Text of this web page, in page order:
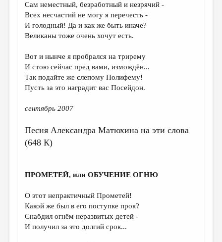
Сам неместный, безработный и незрячий -
Всех несчастий не могу я перечесть -
И голодный! Да и как же быть иначе?
Великаны тоже очень хочут есть.
Вот и нынче я пробрался на трирему
И стою сейчас пред вами, измождён...
Так подайте же слепому Полифему!
Пусть за это наградит вас Посейдон.
сентябрь 2007
Песня Александра Матюхина на эти слова
(648 К)
ПРОМЕТЕЙ, или ОБУЧЕНИЕ ОГНЮ
О этот непрактичный Прометей!
Какой же был в его поступке прок?
Снабдил огнём неразвитых детей -
И получил за это долгий срок...